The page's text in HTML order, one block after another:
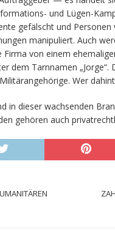
und Lügen-
gefälscht und
manipuliert. Auch
von einem
dem Tarnnamen
Wer
in dieser wachsenden
gehören auch